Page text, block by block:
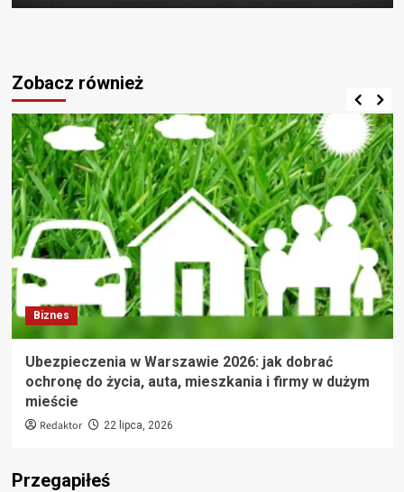
Zobacz również
Biznes
Ubezpieczenia w Warszawie 2026: jak dobrać
ochronę do życia, auta, mieszkania i firmy w dużym
mieście
Redaktor 22 lipca, 2026
Przegapiłeś